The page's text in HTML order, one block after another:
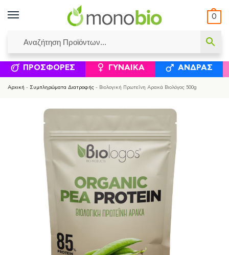
0
ΙΣΟΛΟΓΙΣΜΟΊ ΕΛΕΆΝΝΑ ΧΡΙΣΤΙΝΆΚΗ ΕΠΙΚΟΙΝΩΝΊΑ
ΣΥΜΠΛΗΡΏΜΑΤΑ ΔΙΑΤΡΟΦΉΣ ΦΥΣΙΚΆ
ΠΡΟΣΦΟΡΈΣ ΓΥΝΑΊΚΑ ΆΝΔΡΑΣ
Αρχική - Συμπληρώματα Διατροφής - Βιολογική Πρωτεΐνη Αρακά Βιολόγος 500g